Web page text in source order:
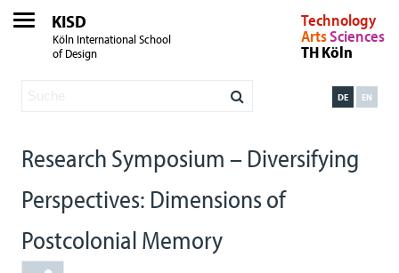
KISD
Köln International School
of Design
Technology
ArtsSciences
TH Köln
EN
DE
Research Symposium – Diversifying
Perspectives: Dimensions of
Postcolonial Memory